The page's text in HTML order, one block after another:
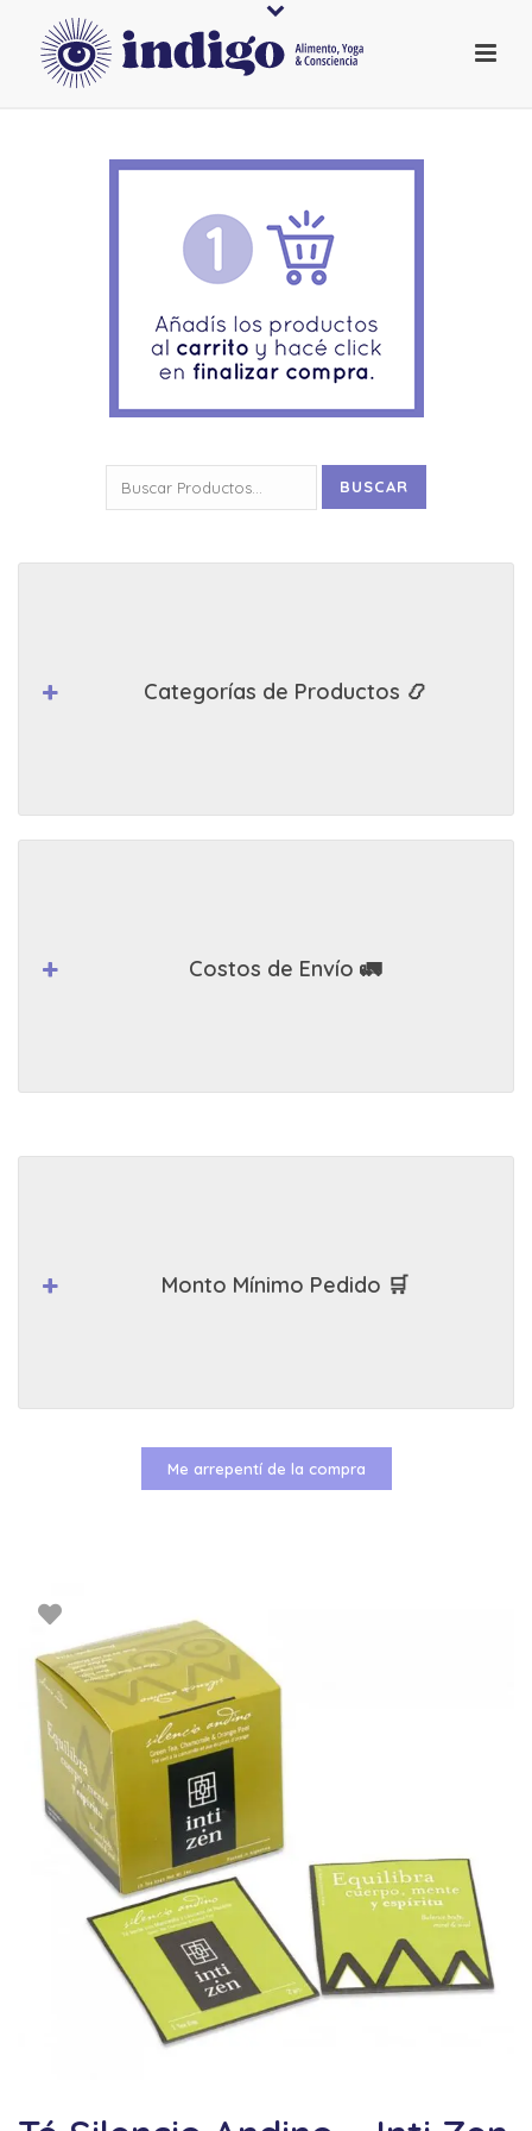
por:
BUSCAR
Categorías de Productos 📿
Costos de Envío 🚛
Monto Mínimo Pedido 🛒
Me arrepentí de la compra